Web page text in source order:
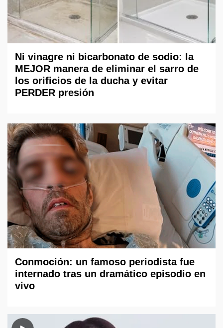
Ni vinagre ni bicarbonato de sodio: la
MEJOR manera de eliminar el sarro de
los orificios de la ducha y evitar
PERDER presión
Conmoción: un famoso periodista fue
internado tras un dramático episodio en
vivo